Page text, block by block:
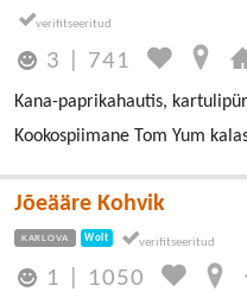
3 741
Kana-paprikahautis,
Kookospiimane Tom Yum
Jõeääre Kohvik
KARLOVA Wolt
1 1050